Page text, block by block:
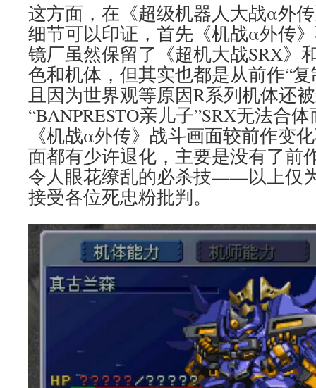
这方面，在《超级机器人大战α外
细节可以印证，首先《机战α外传
镜厂虽然保留了《超机大战SRX》
色和机体，但其实也都是从前作“
且因为世界观等原因R系列机体还
“BANPRESTO亲儿子”SRX无法合
《机战α外传》战斗画面较前作变
面都有少许退化，主要是没有了前
令人眼花缭乱的必杀技——以上仅
接受各位死忠粉批判。